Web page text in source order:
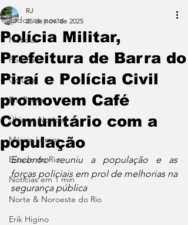
Todos os posts
Notícias
Política
Coluna
Em Pauta
Últimas Notícias
Márcio Lemos
Estado do Rio
Notícias em 1 min
Norte & Noroeste do Rio
Erik Higino
Polícia Militar,
Prefeitura de Barra do
Piraí e Polícia Civil
promovem Café
Comunitário com a
população
RJ
25 de nov. de 2025
Encontro reuniu a população e as
forças policiais em prol de melhorias na
segurança pública